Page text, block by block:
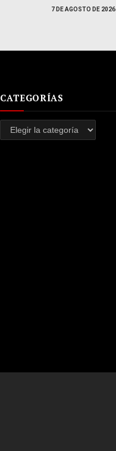
7 DE AGOSTO DE 2026
CATEGORÍAS
Categorías